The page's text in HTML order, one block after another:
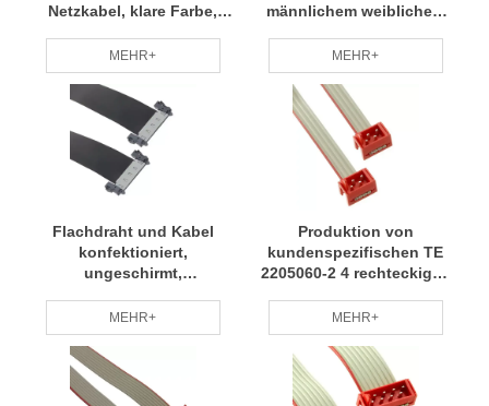
Netzkabel, klare Farbe,
MEHR+
männlichem weiblichem
Flachbandkabel
Flachkabelbaugruppe
MEHR+
Flachdraht und Kabel
konfektioniert,
ungeschirmt,
Flachbandkabel
MEHR+
Produktion von
kundenspezifischen TE
2205060-2 4 rechteckigen
Auf Anfrage
MEHR+